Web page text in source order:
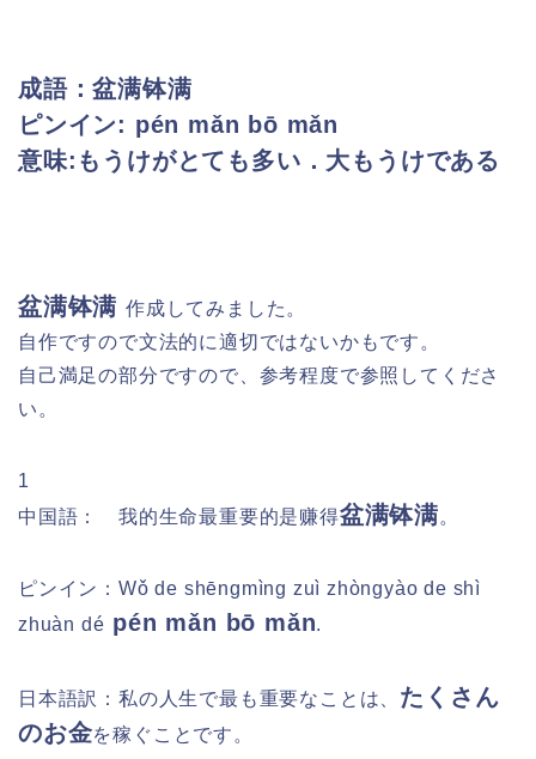
成語：盆满钵满
ピンイン: pén mǎn bō mǎn
意味:もうけがとても多い．大もうけである
盆满钵满 作成してみました。
自作ですので文法的に適切ではないかもです。
自己満足の部分ですので、参考程度で参照してくださ
い。
1
中国語： 我的生命最重要的是赚得盆满钵满。
ピンイン： Wǒ de shēngmìng zuì zhòngyào de shì
zhuàn dé pén mǎn bō mǎn.
日本語訳： 私の人生で最も重要なことは、 たくさん
のお金を稼ぐことです。